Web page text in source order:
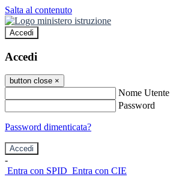
Salta al contenuto
Accedi
Accedi
button close ×
Nome Utente
Password
Password dimenticata?
-
Entra con SPID Entra con CIE